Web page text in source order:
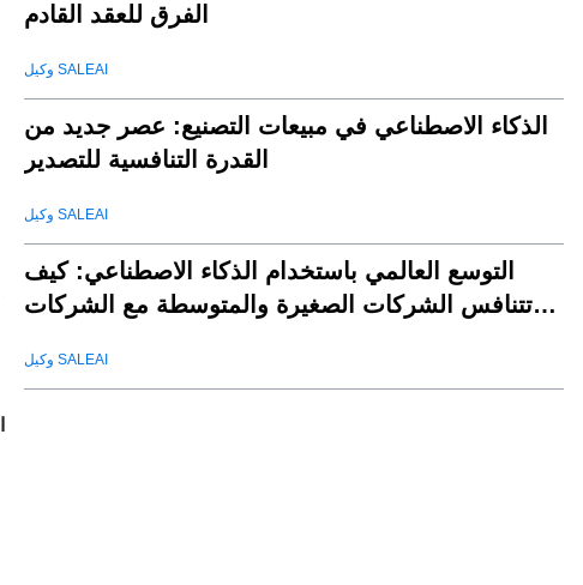
الفرق للعقد القادم
وكيل SALEAI
الذكاء الاصطناعي في مبيعات التصنيع: عصر جديد من
القدرة التنافسية للتصدير
وكيل SALEAI
التوسع العالمي باستخدام الذكاء الاصطناعي: كيف
تتنافس الشركات الصغيرة والمتوسطة مع الشركات
وكيل SALEAI